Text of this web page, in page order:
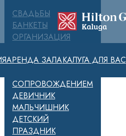
АРЕНДА ЗАЛАКАЛУГА ДЛЯ ВАС
СВАДЬБЫ
БАНКЕТЫ
ОРГАНИЗАЦИЯ
«ПОД КЛЮЧ» С
СОПРОВОЖДЕНИЕМ
ДЕВИЧНИК
МАЛЬЧИШНИК
ДЕТСКИЙ
ПРАЗДНИК